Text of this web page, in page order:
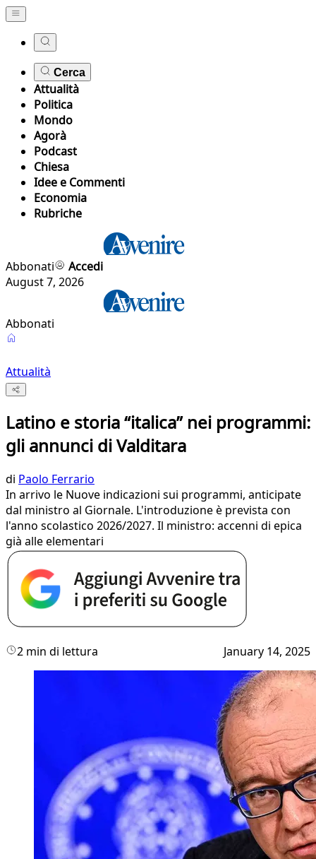
Cerca
Attualità
Politica
Mondo
Agorà
Podcast
Chiesa
Idee e Commenti
Economia
Rubriche
Abbonati
Accedi
August 7, 2026
Abbonati
Attualità
Latino e storia “italica” nei programmi:
gli annunci di Valditara
di Paolo Ferrario
In arrivo le Nuove indicazioni sui programmi, anticipate
dal ministro al Giornale. L'introduzione è prevista con
l'anno scolastico 2026/2027. Il ministro: accenni di epica
già alle elementari
2 min di lettura January 14, 2025